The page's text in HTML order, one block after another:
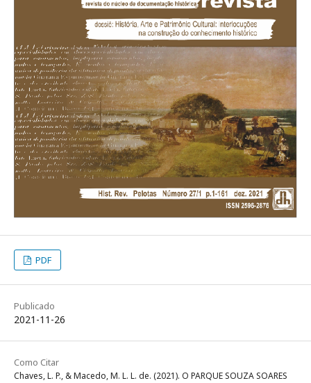
PDF
Publicado
2021-11-26
Como Citar
Chaves, L. P., & Macedo, M. L. L. de. (2021). O PARQUE SOUZA SOARES